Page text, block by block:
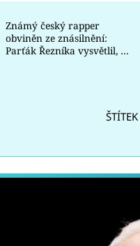
Známý český rapper
obviněn ze znásilnění:
Parťák Řezníka vysvětlil, co
ŠTÍTEK